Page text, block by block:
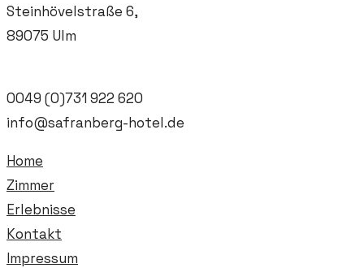
Steinhövelstraße 6,
89075 Ulm
0049 (0)731 922 620
info@safranberg-hotel.de
Home
Zimmer
Erlebnisse
Kontakt
Impressum